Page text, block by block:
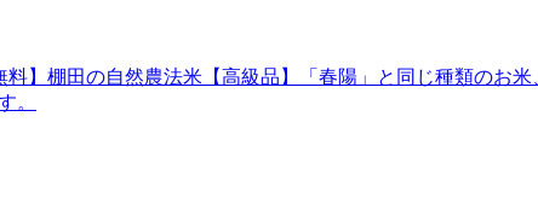
】棚田の自然農法米【高級品】「春陽」と同じ種類のお
。